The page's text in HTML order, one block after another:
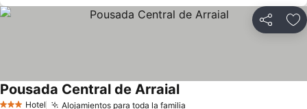
Compartir
Hotel Alojamientos para toda la familia
Pousada Central de ArraialVer precios